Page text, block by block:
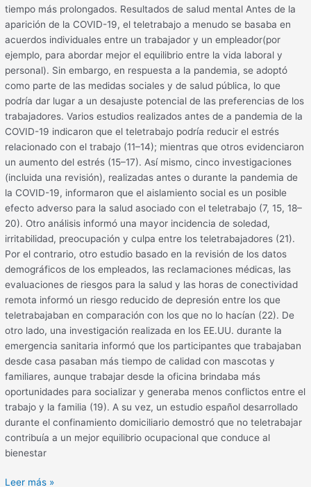
tiempo más prolongados. Resultados de salud mental Antes de la
aparición de la COVID-19, el teletrabajo a menudo se basaba en
acuerdos individuales entre un trabajador y un empleador(por
ejemplo, para abordar mejor el equilibrio entre la vida laboral y
personal). Sin embargo, en respuesta a la pandemia, se adoptó
como parte de las medidas sociales y de salud pública, lo que
podría dar lugar a un desajuste potencial de las preferencias de los
trabajadores. Varios estudios realizados antes de a pandemia de la
COVID-19 indicaron que el teletrabajo podría reducir el estrés
relacionado con el trabajo (11–14); mientras que otros evidenciaron
un aumento del estrés (15–17). Así mismo, cinco investigaciones
(incluida una revisión), realizadas antes o durante la pandemia de
la COVID-19, informaron que el aislamiento social es un posible
efecto adverso para la salud asociado con el teletrabajo (7, 15, 18–
20). Otro análisis informó una mayor incidencia de soledad,
irritabilidad, preocupación y culpa entre los teletrabajadores (21).
Por el contrario, otro estudio basado en la revisión de los datos
demográficos de los empleados, las reclamaciones médicas, las
evaluaciones de riesgos para la salud y las horas de conectividad
remota informó un riesgo reducido de depresión entre los que
teletrabajaban en comparación con los que no lo hacían (22). De
otro lado, una investigación realizada en los EE.UU. durante la
emergencia sanitaria informó que los participantes que trabajaban
desde casa pasaban más tiempo de calidad con mascotas y
familiares, aunque trabajar desde la oficina brindaba más
oportunidades para socializar y generaba menos conflictos entre el
trabajo y la familia (19). A su vez, un estudio español desarrollado
durante el confinamiento domiciliario demostró que no teletrabajar
contribuía a un mejor equilibrio ocupacional que conduce al
bienestar
Leer más »